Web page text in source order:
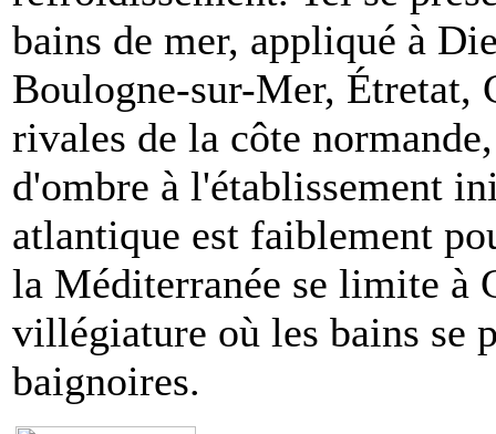
bains de mer, appliqué à
Boulogne-sur-Mer, Étretat,
rivales de la côte
d'ombre à l'établissement
atlantique est faiblement
la Méditerranée se limite à
villégiature où les bains se
baignoires.